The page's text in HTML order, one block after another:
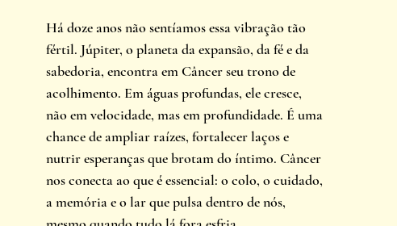
Há doze anos não sentíamos essa vibração tão
fértil. Júpiter, o planeta da expansão, da fé e da
sabedoria, encontra em Câncer seu trono de
acolhimento. Em águas profundas, ele cresce,
não em velocidade, mas em profundidade. É uma
chance de ampliar raízes, fortalecer laços e
nutrir esperanças que brotam do íntimo. Câncer
nos conecta ao que é essencial: o colo, o cuidado,
a memória e o lar que pulsa dentro de nós,